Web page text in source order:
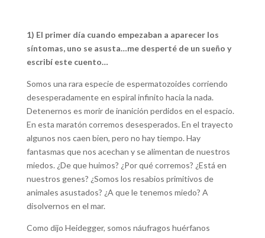
1) El primer día cuando empezaban a aparecer los
síntomas, uno se asusta…me desperté de un sueño y
escribí este cuento…
Somos una rara especie de espermatozoides corriendo
desesperadamente en espiral infinito hacia la nada.
Detenernos es morir de inanición perdidos en el espacio.
En esta maratón corremos desesperados. En el trayecto
algunos nos caen bien, pero no hay tiempo. Hay
fantasmas que nos acechan y se alimentan de nuestros
miedos. ¿De que huimos? ¿Por qué corremos? ¿Está en
nuestros genes? ¿Somos los resabios primitivos de
animales asustados? ¿A que le tenemos miedo? A
disolvernos en el mar.
Como dijo Heidegger, somos náufragos huérfanos